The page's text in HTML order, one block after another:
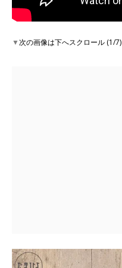
▼次の画像は下へスクロール (1/7)